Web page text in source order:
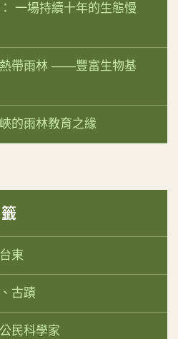
一場持續十年的生態慢
帶雨林 ——豐富生物基
的雨林教育之緣
東
古蹟
民科學家